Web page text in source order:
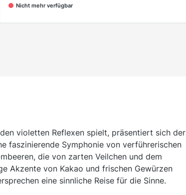
Nicht mehr verfügbar
violetten Reflexen spielt, präsentiert sich der
faszinierende Symphonie von verführerischen
die von zarten Veilchen und dem
Akzente von Kakao und frischen Gewürzen
eine sinnliche Reise für die Sinne.